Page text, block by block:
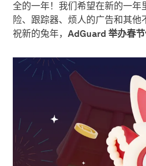
全的一年！我们希望在新的一
险、跟踪器、烦人的广告和其
祝新的兔年， AdGuard 举办春